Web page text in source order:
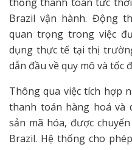
Brazil vận hành. Động
quan trọng trong việc
dụng thực tế tại thị
dẫn đầu về quy mô và tốc
Thông qua việc tích hợp
thanh toán hàng hoá và
sản mã hóa, được
Brazil. Hệ thống cho